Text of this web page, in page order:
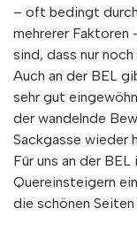
– oft bedingt
mehrerer Faktoren
sind, dass nur
Auch an der BEL
sehr gut
der wandelnde
Sackgasse wieder
Für uns an der
Quereinsteigern
die schönen